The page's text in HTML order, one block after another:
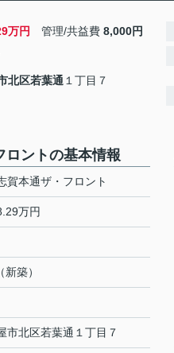
万円 管理/共益費 8,000円
北区若葉通 １丁目７
ロントの基本情報
賀本通ザ・フロント
万円
築）
市北区若葉通 １丁目７